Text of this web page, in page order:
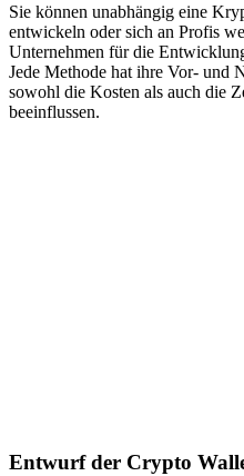
Sie können unabhängig eine
entwickeln oder sich an Profis
Unternehmen für die
Jede Methode hat ihre Vor- und
sowohl die Kosten als auch die
beeinflussen.
Entwurf der Crypto